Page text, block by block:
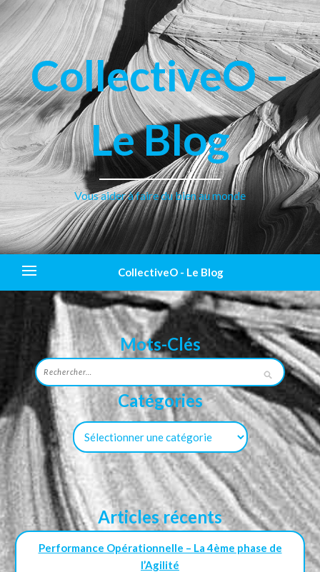
CollectiveO –
Le Blog
Vous aider à faire du bien au monde
CollectiveO - Le Blog
Mots-Clés
Catégories
Articles récents
Performance Opérationnelle – La 4ème phase de
l’Agilité